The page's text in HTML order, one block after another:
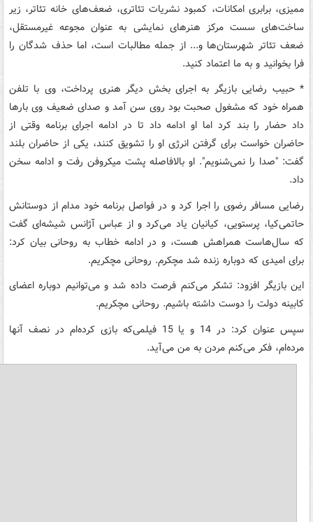
ممیزی، برابری امکانات، کمبود نشریات تئاتری، ضعف‌های خانه تئاتر، زیر
ساخت‌های سست مرکز هنرهای نمایشی به عنوان مجوعه غیرمستقل،
ضعف تئاتر شهرستان‌ها و... از جمله مطالبات است، اما حذف شدگان را
فرا بخوانید و به ما اعتماد کنید.
* حبیب رضایی بازیگر به اجرای بخش دیگر هنری پرداخت، وی با تلفن
همراه خود که مشغول صحبت بود روی سن آمد و صدای ضعیف وی بارها
داد حضار را بند کرد اما او ادامه داد تا در ادامه اجرای برنامه وقتی از
حاضران خواست برای گرفتن انرژی او را تشویق کنند، یکی از حاضران بلند
گفت: "صدا را نمی‌شنویم". او بالافاصله پشت میکروفن رفت و ادامه سخن
داد.
رضایی مسافر رضوی را اجرا کرد و در فواصل برنامه خود مدام از دوستانش
حاتمی‌کیا، پرستویی، کیانیان یاد می‌کرد و از عباس آژانس شیشه‌ای گفت
که سال‌هاست همراهش هست، و در ادامه خطاب به روحانی بیان کرد:
برای امیدی که دوباره زنده شد مچکرم. روحانی مچکریم.
این بازیگر افزود: تشکر می‌کنم فرصت داده شد و می‌توانیم دوباره اعضای
کابینه دولت را دوست داشته باشیم. روحانی مچکریم.
سپس عنوان کرد: در 14 و یا 15 فیلمی‌که بازی کرده‌ام در نصف آنها
مرده‌ام، فکر می‌کنم مردن به من می‌آید.